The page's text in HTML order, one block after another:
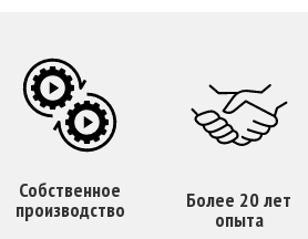
Собственное
производство Более 20 лет
опыта